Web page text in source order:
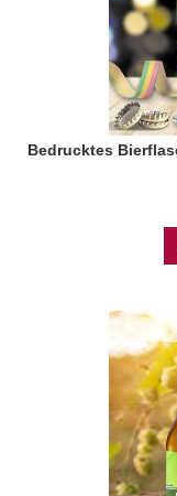
Bedrucktes